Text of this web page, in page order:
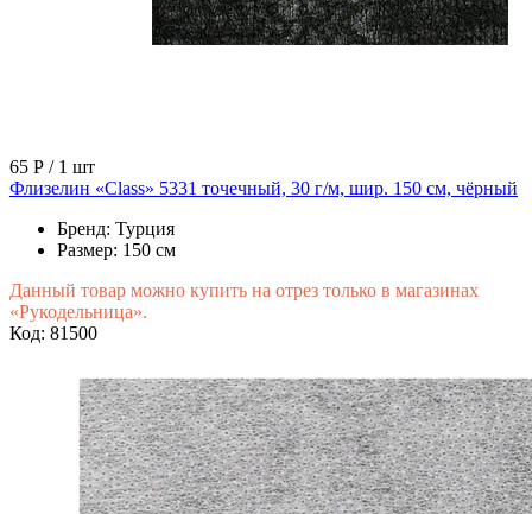
65 Р / 1 шт
Флизелин «Class» 5331 точечный, 30 г/м, шир. 150 см, чёрный
Бренд: Турция
Размер: 150 см
Данный товар можно купить на отрез только в магазинах
«Рукодельница».
Код: 81500